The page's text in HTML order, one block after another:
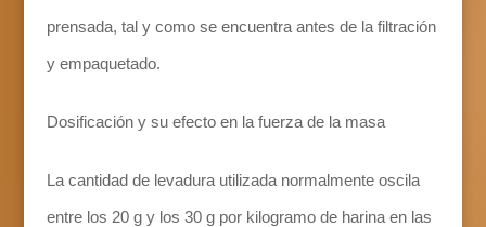
prensada, tal y como se encuentra antes de la filtración
y empaquetado.
Dosificación y su efecto en la fuerza de la masa
La cantidad de levadura utilizada normalmente oscila
entre los 20 g y los 30 g por kilogramo de harina en las